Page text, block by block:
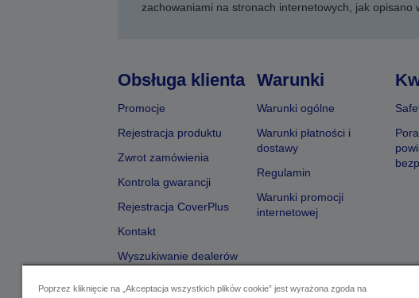
zachowaniami na stronach internetowych, jak opisano
Obsługa klienta
Promocje
Rejestracja produktu
Zwrot zamówienia
Kontrola gwarancji
Rejestracja CoverPlus
Kontakt
Wyszukiwanie dealerów
Warunki
Warunki ogólne
Warunki płatności i
dostawy
Regulamin
Warunki promocji
internetowej
Poprzez kliknięcie na „Akceptacja wszystkich plików cookie” jest wyrażona zgoda na